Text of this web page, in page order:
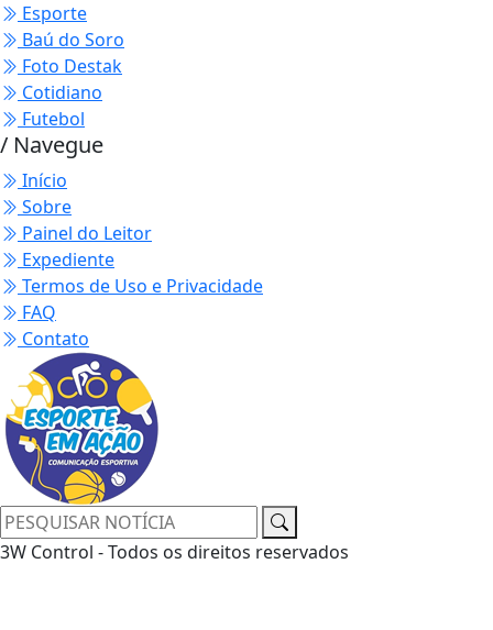
Esporte
Baú do Soro
Foto Destak
Cotidiano
Futebol
/ Navegue
Início
Sobre
Painel do Leitor
Expediente
Termos de Uso e Privacidade
FAQ
Contato
3W Control - Todos os direitos reservados